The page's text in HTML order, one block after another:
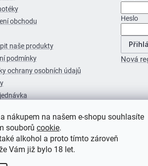
nákupem na našem e-shopu souhlasíte
souborů cookie.
alkohol a proto tímto zároveň
Vám již bylo 18 let.
obchodu
naše produkty
podmínky
ochrany osobních údajů
Heslo
Nová